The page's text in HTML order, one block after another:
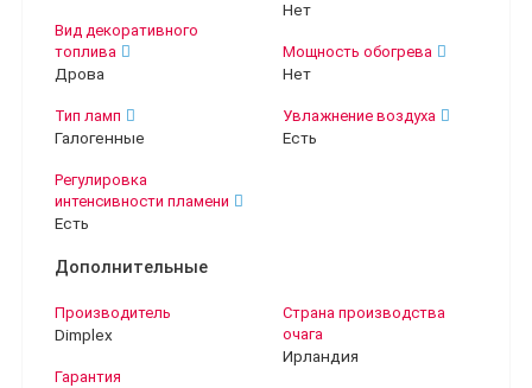
Вид декоративного
топлива
Дрова
Тип ламп
Галогенные
Регулировка
интенсивности пламени
Есть
Нет
Мощность обогрева
Нет
Увлажнение воздуха
Есть
Дополнительные
Производитель
Dimplex
Гарантия
Страна производства
очага
Ирландия